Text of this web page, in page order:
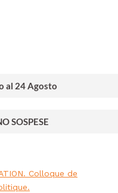
al 24 Agosto
SOSPESE
Colloque de